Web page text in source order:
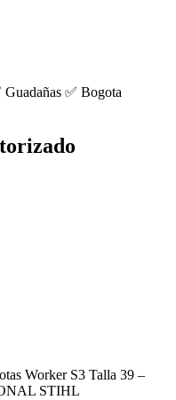
✅ Bogota
Worker S3 Talla 39 –
STIHL